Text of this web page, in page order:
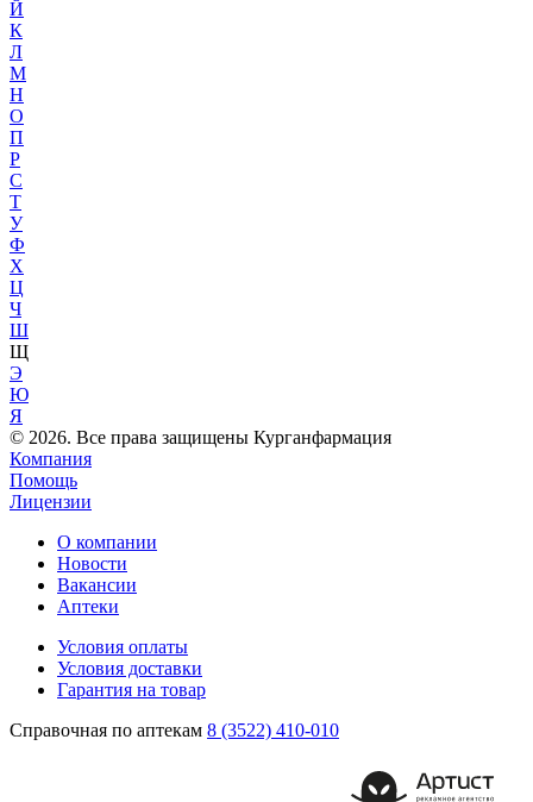
Й
К
Л
М
Н
О
П
Р
С
Т
У
Ф
Х
Ц
Ч
Ш
Щ
Э
Ю
Я
© 2026. Все права защищены Курганфармация
Компания
Помощь
Лицензии
О компании
Новости
Вакансии
Аптеки
Условия оплаты
Условия доставки
Гарантия на товар
Справочная по аптекам 8 (3522) 410-010